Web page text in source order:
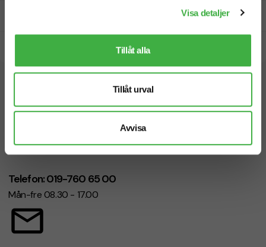
Visa detaljer
Tillåt alla
Tillåt urval
Avvisa
Vi hjälper dig gärna!
Telefon: 019-760 65 00
Mån-fre 08.30 - 17.00